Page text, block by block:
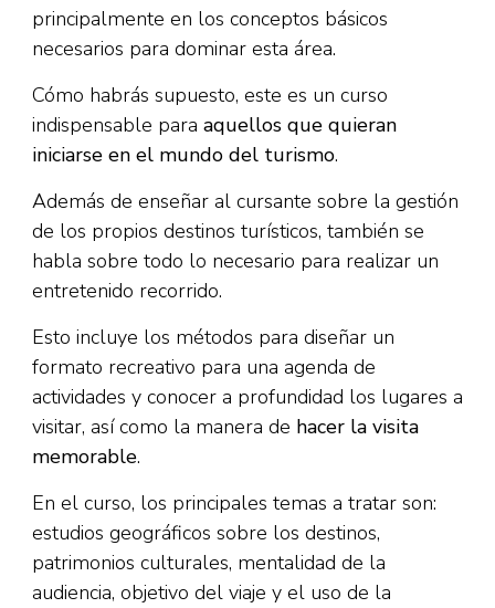
principalmente en los conceptos básicos
necesarios para dominar esta área.
Cómo habrás supuesto, este es un curso
indispensable para aquellos que quieran
iniciarse en el mundo del turismo.
Además de enseñar al cursante sobre la gestión
de los propios destinos turísticos, también se
habla sobre todo lo necesario para realizar un
entretenido recorrido.
Esto incluye los métodos para diseñar un
formato recreativo para una agenda de
actividades y conocer a profundidad los lugares a
visitar, así como la manera de hacer la visita
memorable.
En el curso, los principales temas a tratar son:
estudios geográficos sobre los destinos,
patrimonios culturales, mentalidad de la
audiencia, objetivo del viaje y el uso de la